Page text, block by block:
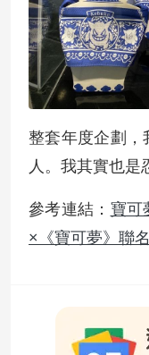
整套年度企劃，
人。我其實也是
參考連結： 寶可
×《寶可夢》聯